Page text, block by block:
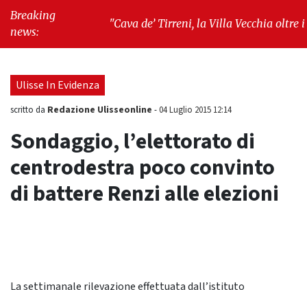
Breaking
news:
"Cava de’ Tirreni, la Villa Vecchia oltre i
seduta consiliare: “Serve chiarezza!”"
Ulisse In Evidenza
scritto da Redazione Ulisseonline -04 Luglio 2015 12:14
Sondaggio, l’elettorato di
centrodestra poco convinto
di battere Renzi alle elezioni
La settimanale rilevazione effettuata dall’istituto